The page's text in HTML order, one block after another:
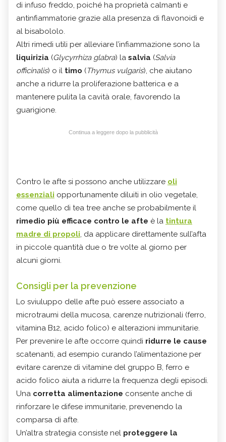
di infuso freddo, poiché ha proprietà calmanti e
antinfiammatorie grazie alla presenza di flavonoidi e
al bisabololo.
Altri rimedi utili per alleviare l’infiammazione sono la
liquirizia (Glycyrrhiza glabra) la salvia (Salvia
officinalis) o il timo (Thymus vulgaris), che aiutano
anche a ridurre la proliferazione batterica e a
mantenere pulita la cavità orale, favorendo la
guarigione.
Continua a leggere dopo la pubblicità
Contro le afte si possono anche utilizzare oli
essenziali opportunamente diluiti in olio vegetale,
come quello di tea tree anche se probabilmente il
rimedio più efficace contro le afte è la tintura
madre di propoli, da applicare direttamente sull’afta
in piccole quantità due o tre volte al giorno per
alcuni giorni.
Consigli per la prevenzione
Lo sviuluppo delle afte può essere associato a
microtraumi della mucosa, carenze nutrizionali (ferro,
vitamina B12, acido folico) e alterazioni immunitarie.
Per prevenire le afte occorre quindi ridurre le cause
scatenanti, ad esempio curando l’alimentazione per
evitare carenze di vitamine del gruppo B, ferro e
acido folico aiuta a ridurre la frequenza degli episodi.
Una corretta alimentazione consente anche di
rinforzare le difese immunitarie, prevenendo la
comparsa di afte.
Un’altra strategia consiste nel proteggere la